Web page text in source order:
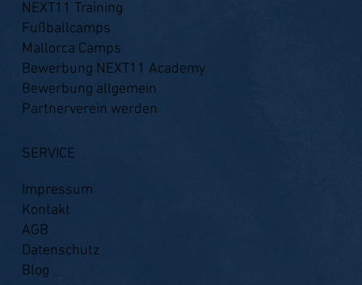
NEXT11 Training
Fußballcamps
Mallorca Camps
Bewerbung NEXT11 Academy
Bewerbung allgemein
Partnerverein werden
SERVICE
Impressum
Kontakt
AGB
Datenschutz
Blog